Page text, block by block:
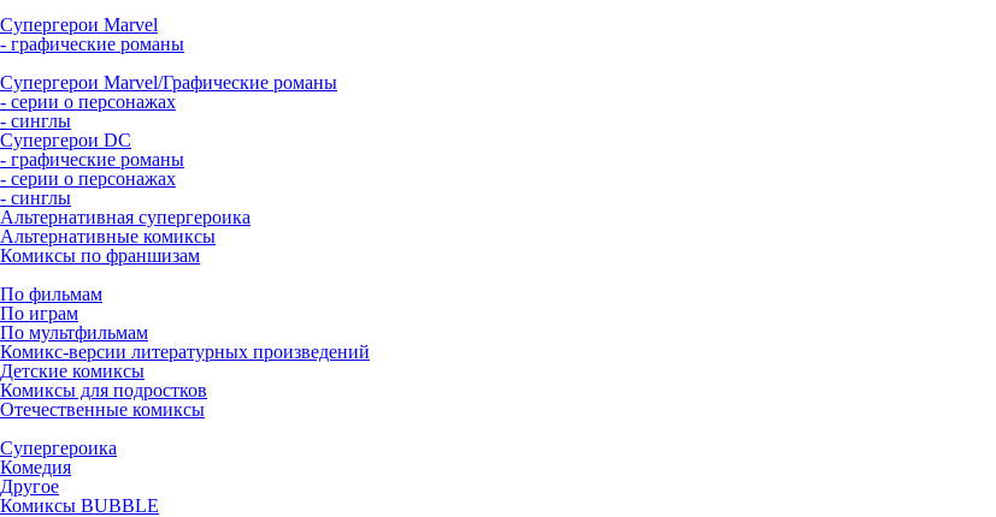
Супергерои Marvel
- графические романы
Супергерои Marvel/Графические романы
- серии о персонажах
- синглы
Супергерои DC
- графические романы
- серии о персонажах
- синглы
Альтернативная супергероика
Альтернативные комиксы
Комиксы по франшизам
По фильмам
По играм
По мультфильмам
Комикс-версии литературных произведений
Детские комиксы
Комиксы для подростков
Отечественные комиксы
Супергероика
Комедия
Другое
Комиксы BUBBLE